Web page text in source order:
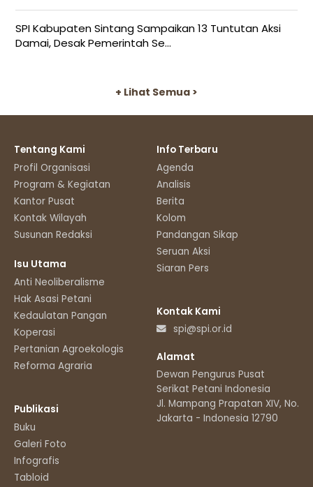
SPI Kabupaten Sintang Sampaikan 13 Tuntutan Aksi
Damai, Desak Pemerintah Se...
+ Lihat Semua >
Tentang Kami
Profil Organisasi
Program & Kegiatan
Kantor Pusat
Kontak Wilayah
Susunan Redaksi
Isu Utama
Anti Neoliberalisme
Hak Asasi Petani
Kedaulatan Pangan
Koperasi
Pertanian Agroekologis
Reforma Agraria
Publikasi
Buku
Galeri Foto
Infografis
Tabloid
Info Terbaru
Agenda
Analisis
Berita
Kolom
Pandangan Sikap
Seruan Aksi
Siaran Pers
Kontak Kami
spi@spi.or.id
Alamat
Dewan Pengurus Pusat
Serikat Petani Indonesia
Jl. Mampang Prapatan XIV, No.11
Jakarta - Indonesia 12790